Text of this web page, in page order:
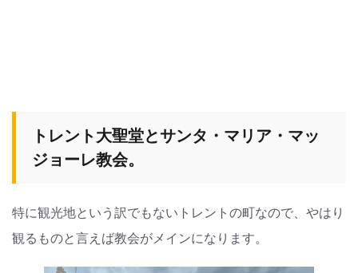
トレント大聖堂とサンタ・マリア・マッ
ジョーレ教会。
特に観光地という訳でもないトレントの町なので、やはり
観るものと言えば教会がメインになります。